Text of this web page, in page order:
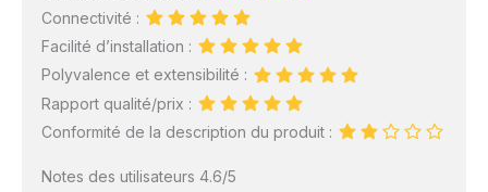
Connectivité :
Facilité d’installation :
Polyvalence et extensibilité :
Rapport qualité/prix :
Conformité de la description du produit :
Notes des utilisateurs 4.6/5